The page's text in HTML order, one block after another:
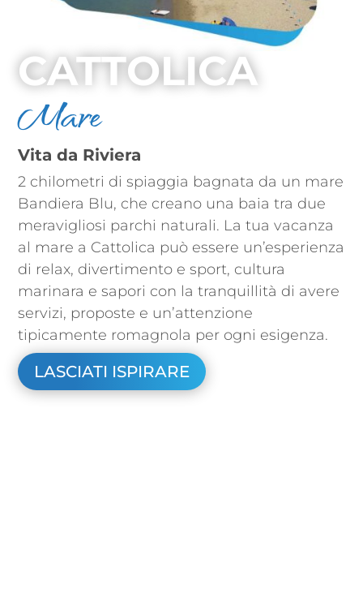
CATTOLICA
Mare
Vita da Riviera
2 chilometri di spiaggia bagnata da un mare
Bandiera Blu, che creano una baia tra due
meravigliosi parchi naturali. La tua vacanza
al mare a Cattolica può essere un’esperienza
di relax, divertimento e sport, cultura
marinara e sapori con la tranquillità di avere
servizi, proposte e un’attenzione
tipicamente romagnola per ogni esigenza.
LASCIATI ISPIRARE